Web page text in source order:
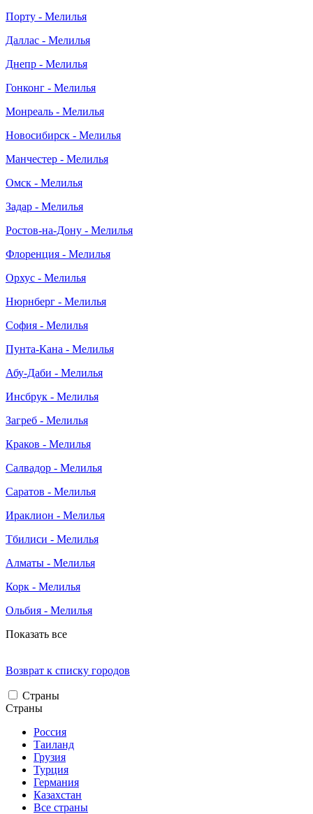
Порту - Мелилья
Даллас - Мелилья
Днепр - Мелилья
Гонконг - Мелилья
Монреаль - Мелилья
Новосибирск - Мелилья
Манчестер - Мелилья
Омск - Мелилья
Задар - Мелилья
Ростов-на-Дону - Мелилья
Флоренция - Мелилья
Орхус - Мелилья
Нюрнберг - Мелилья
София - Мелилья
Пунта-Кана - Мелилья
Абу-Даби - Мелилья
Инсбрук - Мелилья
Загреб - Мелилья
Краков - Мелилья
Салвадор - Мелилья
Саратов - Мелилья
Ираклион - Мелилья
Тбилиси - Мелилья
Алматы - Мелилья
Корк - Мелилья
Ольбия - Мелилья
Показать все
Возврат к списку городов
Страны
Страны
Россия
Таиланд
Грузия
Турция
Германия
Казахстан
Все страны